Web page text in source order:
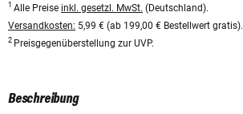
1 Alle Preise inkl. gesetzl. MwSt. (Deutschland).
Versandkosten: 5,99 € (ab 199,00 € Bestellwert gratis).
2 Preisgegenüberstellung zur UVP.
Beschreibung